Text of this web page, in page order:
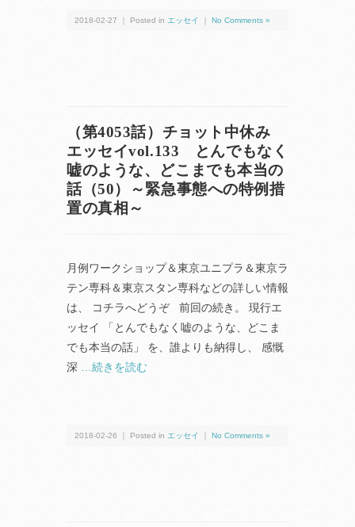
2018-02-27 ｜ Posted in エッセイ No Comments »
（第4053話）チョット中休み
エッセイvol.133 とんでもなく
嘘のような、どこまでも本当の
話（50）～緊急事態への特例措
置の真相～
月例ワークショップ＆東京ユニプラ＆東京ラ
テン専科＆東京スタン専科などの詳しい情報
は、 コチラへどうぞ 前回の続き。 現行エ
ッセイ 「とんでもなく嘘のような、どこま
でも本当の話」 を、誰よりも納得し、 感慨
深 …続きを読む
2018-02-26 ｜ Posted in エッセイ No Comments »